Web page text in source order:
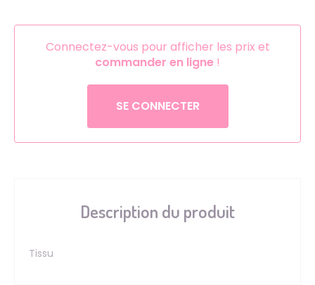
Connectez-vous pour afficher les prix et
commander en ligne !
SE CONNECTER
Description du produit
Tissu